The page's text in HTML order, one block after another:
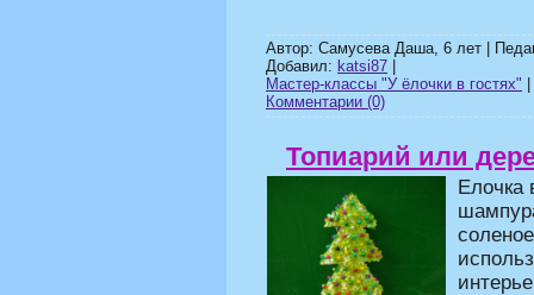
Автор: Самусева Даша, 6 лет |
Добавил: katsi87
Мастер-классы "У ёлочки в гостях"
Комментарии (0)
Топиарий или
Елочка